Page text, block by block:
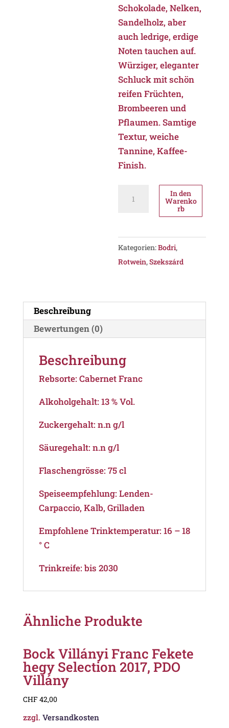
Schokolade, Nelken,
Sandelholz, aber
auch ledrige, erdige
Noten tauchen auf.
Würziger, eleganter
Schluck mit schön
reifen Früchten,
Brombeeren und
Pflaumen. Samtige
Textur, weiche
Tannine, Kaffee-
Finish.
Cabernet
Dülö
Selection
2019,
Menge
In den
Warenko
rb
Kategorien:Bodri,
Rotwein,Szekszárd
Beschreibung
Bewertungen (0)
Beschreibung
Rebsorte: Cabernet Franc
Alkoholgehalt: 13 % Vol.
Zuckergehalt: n.n g/l
Säuregehalt: n.n g/l
Flaschengrösse: 75 cl
Speiseempfehlung: Lenden-
Carpaccio, Kalb, Grilladen
Empfohlene Trinktemperatur: 16 – 18
° C
Trinkreife: bis 2030
Ähnliche Produkte
Bock Villányi Franc Fekete
hegy Selection 2017, PDO
Villány
CHF 42,00
zzgl. Versandkosten